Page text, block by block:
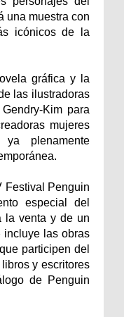
una muestra con
icónicos de la
gráfica y la
las ilustradoras
Kim para
mujeres
plenamente
Festival Penguin
especial del
la venta y de un
incluye las obras
participen del
y escritores
de Penguin